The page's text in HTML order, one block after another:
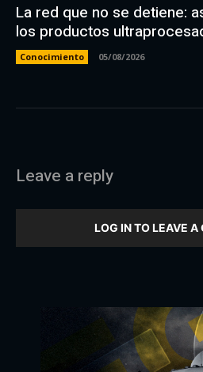
La red que no se detiene:
los productos
Conocimiento 05/08/2026
Leave a reply
LOG IN TO LEAVE